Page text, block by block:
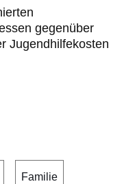
gegenüber
Jugendhilfekosten
Familie